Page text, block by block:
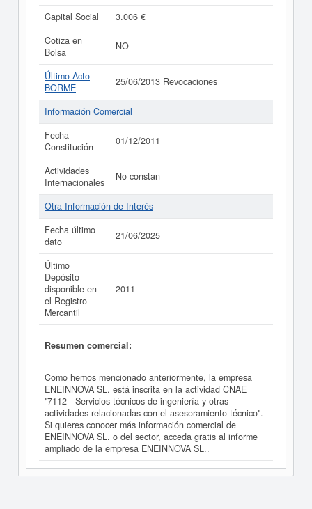
Capital Social
3.006 €
Cotiza en
Bolsa
NO
Último Acto
BORME
25/06/2013 Revocaciones
Información Comercial
Fecha
Constitución
01/12/2011
Actividades
Internacionales
No constan
Otra Información de Interés
Fecha último
dato
21/06/2025
Último
Depósito
disponible en
el Registro
Mercantil
2011
Resumen comercial:
Como hemos mencionado anteriormente, la empresa
ENEINNOVA SL. está inscrita en la actividad CNAE
"7112 - Servicios técnicos de ingeniería y otras
actividades relacionadas con el asesoramiento técnico".
Si quieres conocer más información comercial de
ENEINNOVA SL. o del sector, acceda gratis al informe
ampliado de la empresa ENEINNOVA SL..